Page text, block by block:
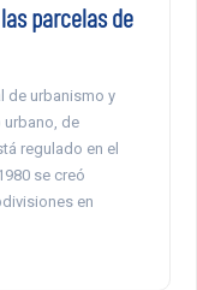
parcelas de
de urbanismo y
urbano, de
regulado en el
se creó
en